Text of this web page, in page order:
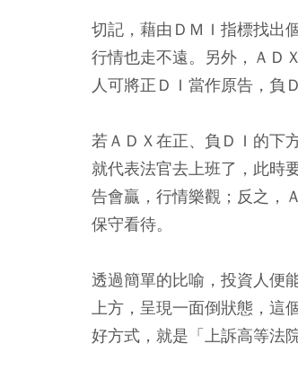
切記，藉由ＤＭＩ指標找出
行情也走不遠。另外，ＡＤ
人可將正ＤＩ當作原告，負
若ＡＤＸ在正、負ＤＩ的下
就代表法官去上班了，此時
告會贏，行情樂觀；反之，
保守看待。
透過簡單的比喻，投資人便
上方，呈現一面倒狀態，
好方式，就是「上訴高等法